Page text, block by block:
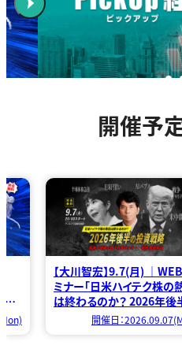
開催予
メ
さ
真
【大川智宏】9.7(月) ｜
ミナー「日米ハイテク株の
は終わるのか？ 2026年後
投資戦略 乱高下相場で狙う有
望セクター・銘柄 徹底解説
開催日：